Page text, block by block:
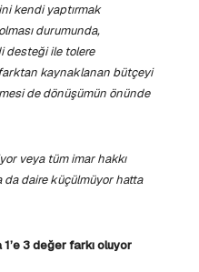
kendi yaptırmak
durumunda,
desteği ile tolere
kaynaklanan bütçeyi
de dönüşümün önünde
veya tüm imar hakkı
da daire küçülmüyor hatta
3 değer farkı oluyor